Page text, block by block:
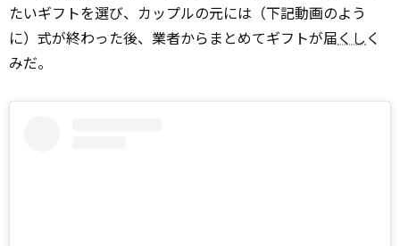
たいギフトを選び、カップルの元には（下記動画のよう
に）式が終わった後、業者からまとめてギフトが届くし く
みだ。